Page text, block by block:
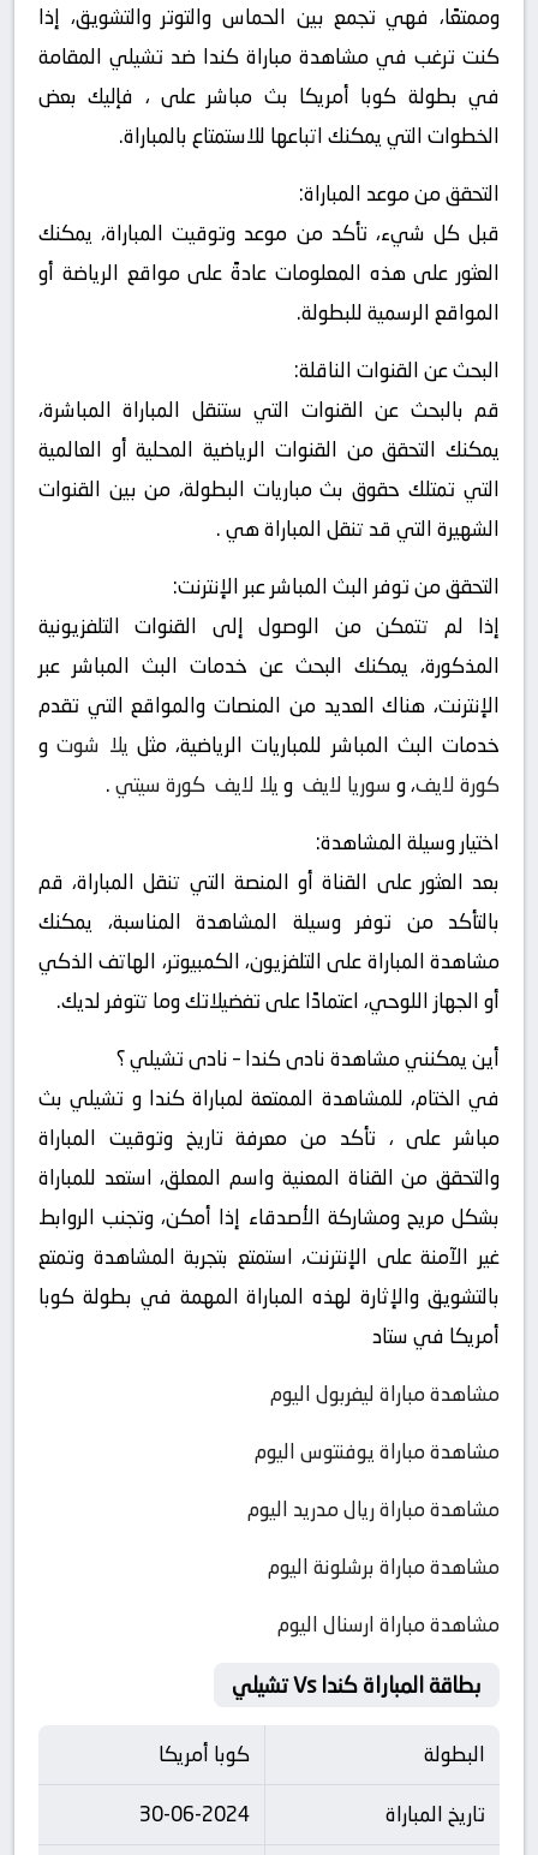
وممتعًا، فهي تجمع بين الحماس والتوتر والتشويق، إذا
كنت ترغب في مشاهدة مباراة كندا ضد تشيلي المقامة
في بطولة كوبا أمريكا بث مباشر على ، فإليك بعض
الخطوات التي يمكنك اتباعها للاستمتاع بالمباراة.
التحقق من موعد المباراة:
قبل كل شيء، تأكد من موعد وتوقيت المباراة، يمكنك
العثور على هذه المعلومات عادةً على مواقع الرياضة أو
المواقع الرسمية للبطولة.
البحث عن القنوات الناقلة:
قم بالبحث عن القنوات التي ستنقل المباراة المباشرة،
يمكنك التحقق من القنوات الرياضية المحلية أو العالمية
التي تمتلك حقوق بث مباريات البطولة، من بين القنوات
الشهيرة التي قد تنقل المباراة هي .
التحقق من توفر البث المباشر عبر الإنترنت:
إذا لم تتمكن من الوصول إلى القنوات التلفزيونية
المذكورة، يمكنك البحث عن خدمات البث المباشر عبر
الإنترنت، هناك العديد من المنصات والمواقع التي تقدم
خدمات البث المباشر للمباريات الرياضية، مثل يلا شوتو
كورة لايف، وسوريا لايف ويلا لايف كورة سيتي.
اختيار وسيلة المشاهدة:
بعد العثور على القناة أو المنصة التي تنقل المباراة، قم
بالتأكد من توفر وسيلة المشاهدة المناسبة، يمكنك
مشاهدة المباراة على التلفزيون، الكمبيوتر، الهاتف الذكي
أو الجهاز اللوحي، اعتمادًا على تفضيلاتك وما تتوفر لديك.
أين يمكنني مشاهدة ‎نادى كندا – نادى تشيلي ؟
في الختام، للمشاهدة الممتعة لمباراة كندا و تشيلي بث
مباشر على ، تأكد من معرفة تاريخ وتوقيت المباراة
والتحقق من القناة المعنية واسم المعلق، استعد للمباراة
بشكل مريح ومشاركة الأصدقاء إذا أمكن، وتجنب الروابط
غير الآمنة على الإنترنت، استمتع بتجربة المشاهدة وتمتع
بالتشويق والإثارة لهذه المباراة المهمة في بطولة كوبا
أمريكا في ستاد
مشاهدة مباراة ليفربول اليوم
مشاهدة مباراة يوفنتوس اليوم
مشاهدة مباراة ريال مدريد اليوم
مشاهدة مباراة برشلونة اليوم
مشاهدة مباراة ارسنال اليوم
بطاقة المباراة كندا Vs تشيلي
البطولة
كوبا أمريكا
تاريخ المباراة
30-06-2024